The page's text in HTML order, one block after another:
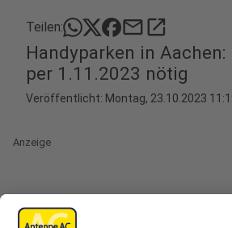
Teilen: mailopen_in_new
Handyparken in Aachen:
per 1.11.2023 nötig
Veröffentlicht: Montag, 23.10.2023
Anzeige
Beim Handyparken in Aachen muss
kommendem Monat die App